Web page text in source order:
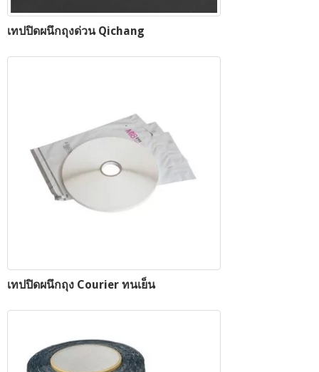
เทปปิดผนึกถุงด่วน Qichang
เทปปิดผนึกถุง Courier ทนเย็น